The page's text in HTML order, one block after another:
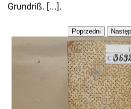
Grundriß. [...].